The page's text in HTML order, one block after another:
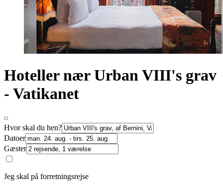
Hoteller nær Urban VIII's grav
- Vatikanet
Hvor skal du hen?
Datoer
Gæster
Jeg skal på forretningsrejse